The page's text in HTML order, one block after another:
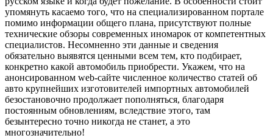
упомянуть касаемо того, что на специализированном портале
помимо информации общего плана, присутствуют полные
технические обзоры современных иномарок от компетентных
специалистов. Несомненно эти данные и сведения
обязательно выявятся ценными всем тем, кто подбирает,
конкретно какой автомобиль приобрести. Укажем, что на
анонсированном web-сайте численное количество статей об
авто крупнейших изготовителей импортных автомобилей
безостановочно продолжает пополняться, благодаря
постоянным обновлениям, вследствие этого, там
безынтересно точно никогда не станет, а это
многозначительно!